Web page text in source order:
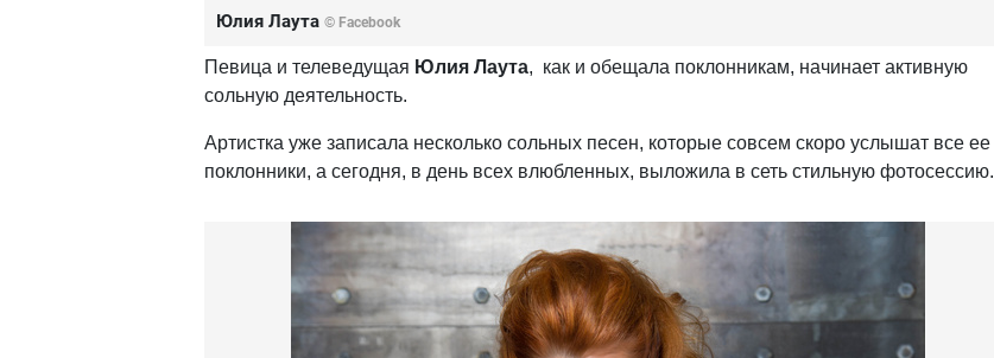
Юлия Лаута © Facebook
Певица и телеведущая Юлия Лаута, как и обещала поклонникам, начинает активную
сольную деятельность.
Артистка уже записала несколько сольных песен, которые совсем скоро услышат все ее
поклонники, а сегодня, в день всех влюбленных, выложила в сеть стильную фотосессию.